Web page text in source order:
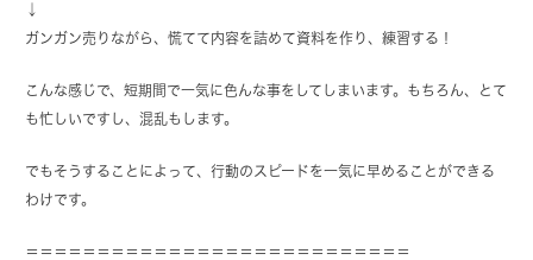
↓
ガンガン売りながら、慌てて内容を詰めて資料を作り、練習する！
こんな感じで、短期間で一気に色んな事をしてしまいます。もちろん、とて
も忙しいですし、混乱もします。
でもそうすることによって、行動のスピードを一気に早めることができる
わけです。
＝＝＝＝＝＝＝＝＝＝＝＝＝＝＝＝＝＝＝＝＝＝＝＝＝＝＝